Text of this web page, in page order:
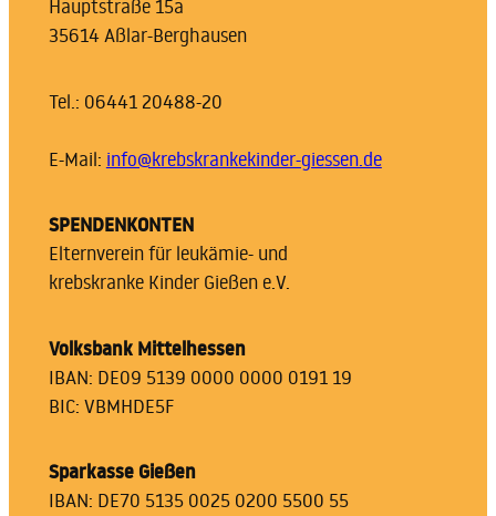
Hauptstraße 15a
35614 Aßlar-Berghausen
Tel.: 06441 20488-20
E-Mail: info@krebskrankekinder-giessen.de
SPENDENKONTEN
Elternverein für leukämie- und
krebskranke Kinder Gießen e.V.
Volksbank Mittelhessen
IBAN: DE09 5139 0000 0000 0191 19
BIC: VBMHDE5F
Sparkasse Gießen
IBAN: DE70 5135 0025 0200 5500 55